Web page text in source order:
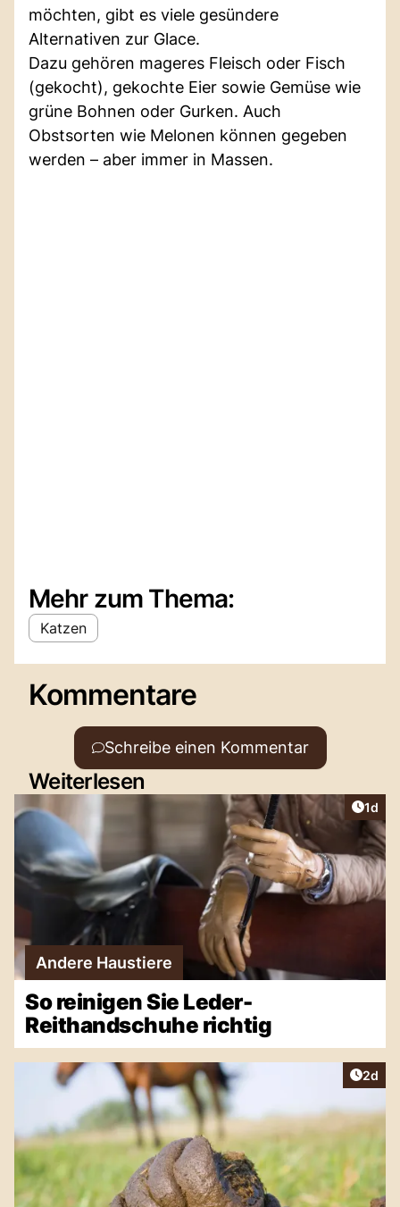
möchten, gibt es viele gesündere
Alternativen zur Glace.
Dazu gehören mageres Fleisch oder Fisch
(gekocht), gekochte Eier sowie Gemüse wie
grüne Bohnen oder Gurken. Auch
Obstsorten wie Melonen können gegeben
werden – aber immer in Massen.
Mehr zum Thema:
Katzen
Kommentare
Schreibe einen Kommentar
Weiterlesen
1d
Andere Haustiere
So reinigen Sie Leder-
Reithandschuhe richtig
2d